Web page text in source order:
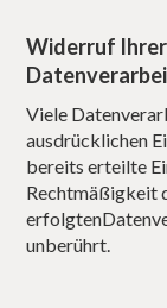
Widerruf
Viele
ausdrücklichen
bereits erteilte
Rechtmäßigkeit
unberührt.